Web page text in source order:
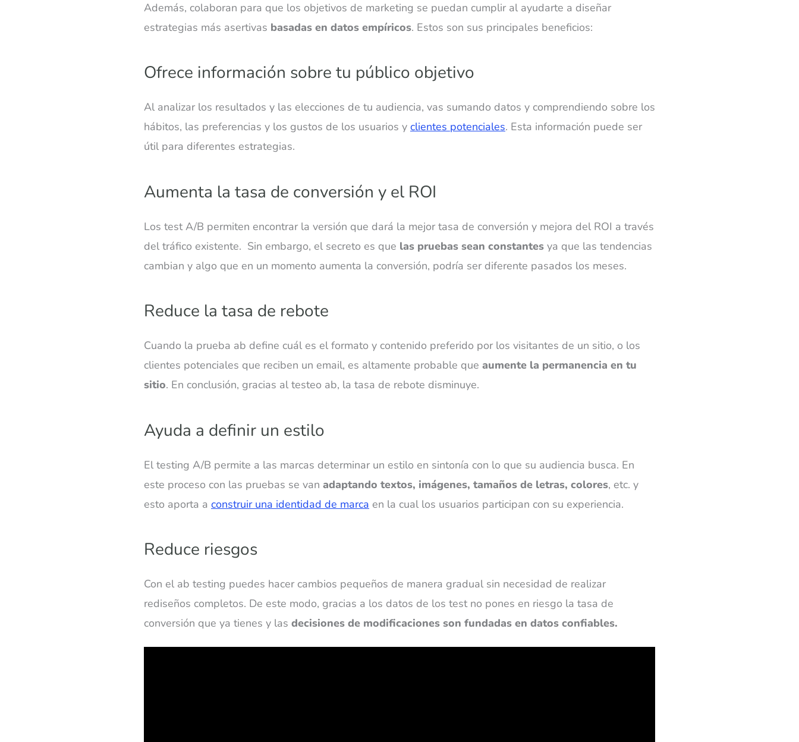
Además, colaboran para que los objetivos de marketing se puedan cumplir al ayudarte a diseñar
estrategias más asertivas basadas en datos empíricos. Estos son sus principales beneficios:
Ofrece información sobre tu público objetivo
Al analizar los resultados y las elecciones de tu audiencia, vas sumando datos y comprendiendo sobre los
hábitos, las preferencias y los gustos de los usuarios y clientes potenciales. Esta información puede ser
útil para diferentes estrategias.
Aumenta la tasa de conversión y el ROI
Los test A/B permiten encontrar la versión que dará la mejor tasa de conversión y mejora del ROI a través
del tráfico existente. Sin embargo, el secreto es que las pruebas sean constantes ya que las tendencias
cambian y algo que en un momento aumenta la conversión, podría ser diferente pasados los meses.
Reduce la tasa de rebote
Cuando la prueba ab define cuál es el formato y contenido preferido por los visitantes de un sitio, o los
clientes potenciales que reciben un email, es altamente probable que aumente la permanencia en tu
sitio. En conclusión, gracias al testeo ab, la tasa de rebote disminuye.
Ayuda a definir un estilo
El testing A/B permite a las marcas determinar un estilo en sintonía con lo que su audiencia busca. En
este proceso con las pruebas se van adaptando textos, imágenes, tamaños de letras, colores, etc. y
esto aporta a construir una identidad de marca en la cual los usuarios participan con su experiencia.
Reduce riesgos
Con el ab testing puedes hacer cambios pequeños de manera gradual sin necesidad de realizar
rediseños completos. De este modo, gracias a los datos de los test no pones en riesgo la tasa de
conversión que ya tienes y las decisiones de modificaciones son fundadas en datos confiables.